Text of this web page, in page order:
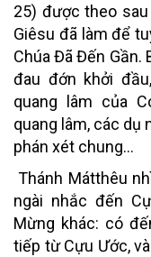
25) được theo
Giêsu đã làm để
Chúa Đã Đến Gần.
đau đớn khởi
quang lâm của
quang lâm, các dụ
phán xét chung…
Thánh Mátthêu
ngài nhắc đến
Mừng khác: có
tiếp từ Cựu Ước,